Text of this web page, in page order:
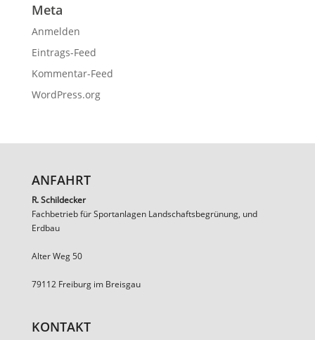
Meta
Anmelden
Eintrags-Feed
Kommentar-Feed
WordPress.org
ANFAHRT
R. Schildecker
Fachbetrieb für Sportanlagen Landschaftsbegrünung, und
Erdbau
Alter Weg 50
79112 Freiburg im Breisgau
KONTAKT